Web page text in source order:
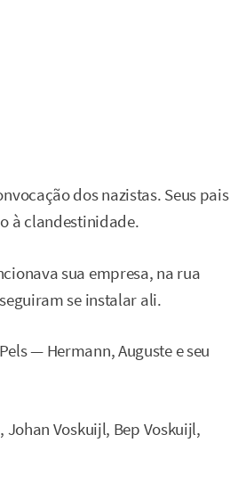
dos nazistas. Seus pais
à clandestinidade.
sua empresa, na rua
se instalar ali.
— Hermann, Auguste e seu
Voskuijl, Bep Voskuijl,